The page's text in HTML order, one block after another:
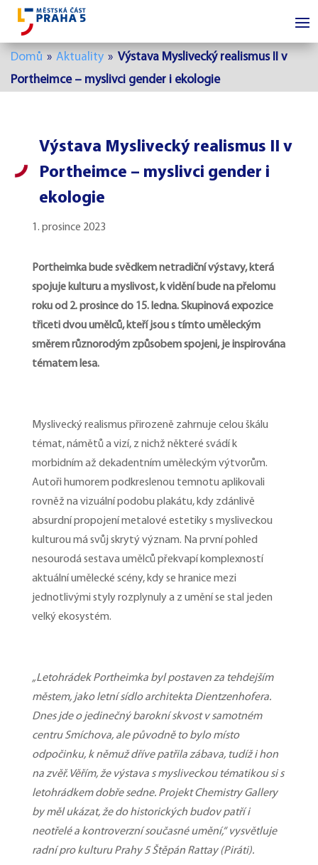
Domů » Aktuality » Výstava Myslivecký realismus II v
Portheimce – myslivci gender i ekologie
Výstava Myslivecký realismus II v
Portheimce – myslivci gender i
ekologie
1. prosince 2023
Portheimka bude svědkem netradiční výstavy, která
spojuje kulturu a myslivost, k vidění bude na přelomu
roku od 2. prosince do 15. ledna. Skupinová expozice
třiceti dvou umělců, kteří jsou s tímto uměleckým
směrem různorodým způsobem spojeni, je inspirována
tématem lesa.
Myslivecký realismus přirozeně zahrnuje celou škálu
témat, námětů a vizí, z nichž některé svádí k
morbidním až dekadentním uměleckým výtvorům.
Autoři humorem podkreslenou temnotu aplikovali
rovněž na vizuální podobu plakátu, kdy zdánlivě
absurdní propojení metalové estetiky s mysliveckou
kulturou má svůj skrytý význam. Na první pohled
nesourodá sestava umělců překvapí komplexností
aktuální umělecké scény, kdy se hranice mezi
jednotlivými styly rozplynuly a z umění se stal jeden
velký ekosystém.
„Letohrádek Portheimka byl postaven za tehdejším
městem, jako letní sídlo architekta Dientzenhofera.
Dnes jde o jedinečný barokní skvost v samotném
centru Smíchova, ale původně to bylo místo
odpočinku, k němuž dříve patřila zábava, tudíž i hon
na zvěř. Věřím, že výstava s mysliveckou tématikou si s
letohrádkem dobře sedne. Projekt Chemistry Gallery
by měl ukázat, že do historických budov patří i
neotřelé a kontroverzní současné umění,“ vysvětluje
radní pro kulturu Prahy 5 Štěpán Rattay (Piráti).